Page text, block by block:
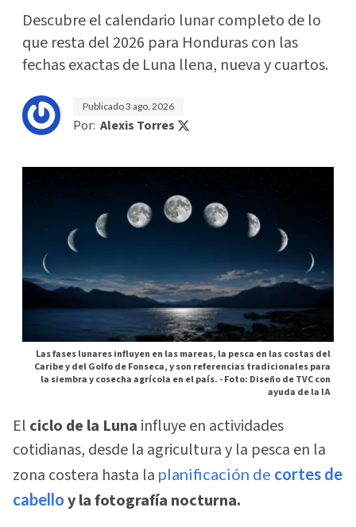
Descubre el calendario lunar completo de lo
que resta del 2026 para Honduras con las
fechas exactas de Luna llena, nueva y cuartos.
Publicado3 ago. 2026
Por: Alexis Torres
Las fases lunares influyen en las mareas, la pesca en las costas del
Caribe y del Golfo de Fonseca, y son referencias tradicionales para
la siembra y cosecha agrícola en el país. -Foto: Diseño de TVC con
ayuda de la IA
El ciclo de la Luna influye en actividades
cotidianas, desde la agricultura y la pesca en la
zona costera hasta la planificación de cortes de
cabello y la fotografía nocturna.